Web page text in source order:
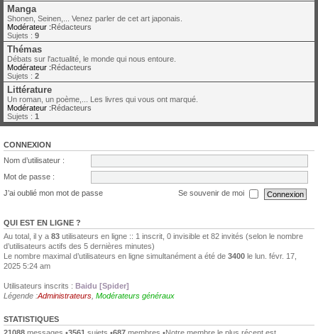
Manga
Shonen, Seinen,... Venez parler de cet art japonais.
Modérateur :Rédacteurs
Sujets : 9
Thémas
Débats sur l'actualité, le monde qui nous entoure.
Modérateur :Rédacteurs
Sujets : 2
Littérature
Un roman, un poème,... Les livres qui vous ont marqué.
Modérateur :Rédacteurs
Sujets : 1
CONNEXION
Nom d’utilisateur :
Mot de passe :
J’ai oublié mon mot de passe
Se souvenir de moi
QUI EST EN LIGNE ?
Au total, il y a 83 utilisateurs en ligne :: 1 inscrit, 0 invisible et 82 invités (selon le nombre
d’utilisateurs actifs des 5 dernières minutes)
Le nombre maximal d’utilisateurs en ligne simultanément a été de 3400 le lun. févr. 17,
2025 5:24 am
Utilisateurs inscrits : Baidu [Spider]
Légende :Administrateurs Modérateurs généraux
STATISTIQUES